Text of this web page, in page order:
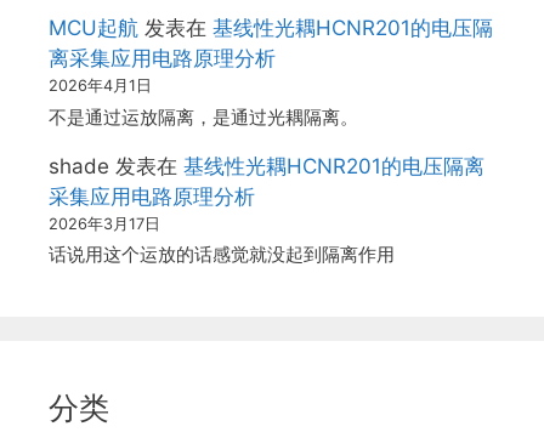
MCU起航 发表在 基线性光耦HCNR201的电压隔
离采集应用电路原理分析
2026年4月1日
不是通过运放隔离，是通过光耦隔离。
shade 发表在 基线性光耦HCNR201的电压隔离
采集应用电路原理分析
2026年3月17日
话说用这个运放的话感觉就没起到隔离作用
分类